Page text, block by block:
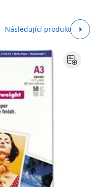
Následující produkt